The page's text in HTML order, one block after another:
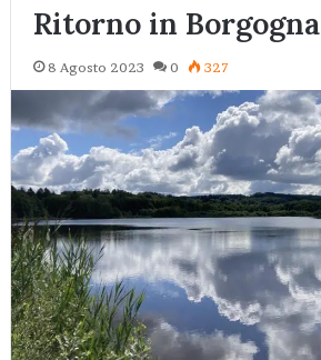
Ritorno in Borgogna
8 Agosto 2023 0 327